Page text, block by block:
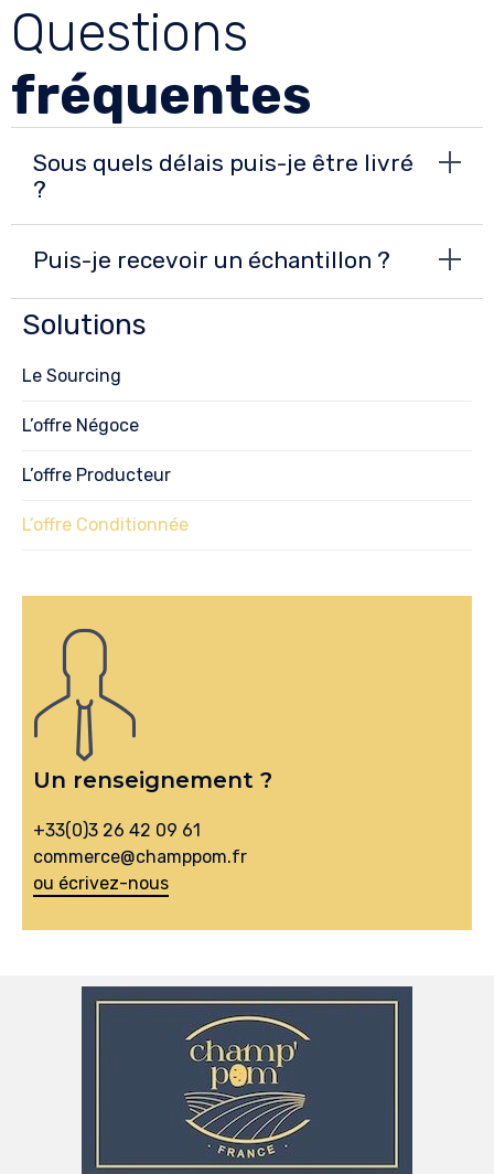
Questions
fréquentes
Sous quels délais puis-je être livré
?
Puis-je recevoir un échantillon ?
Solutions
Le Sourcing
L’offre Négoce
L’offre Producteur
L’offre Conditionnée
Un renseignement ?
+33(0)3 26 42 09 61
commerce@champpom.fr
ou écrivez-nous